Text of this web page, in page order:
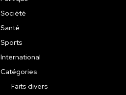
Société
Santé
Sports
International
Catégories
Faits divers